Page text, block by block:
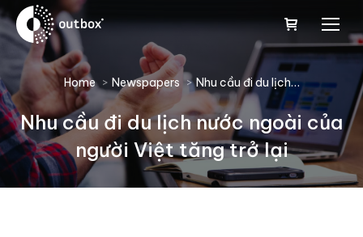
You are here:
Home Newspapers Nhu cầu đi du lịch…
Nhu cầu đi du lịch nước ngoài của
người Việt tăng trở lại